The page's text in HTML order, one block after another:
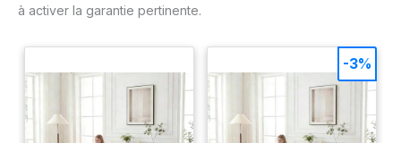
à activer la garantie pertinente.
-3%